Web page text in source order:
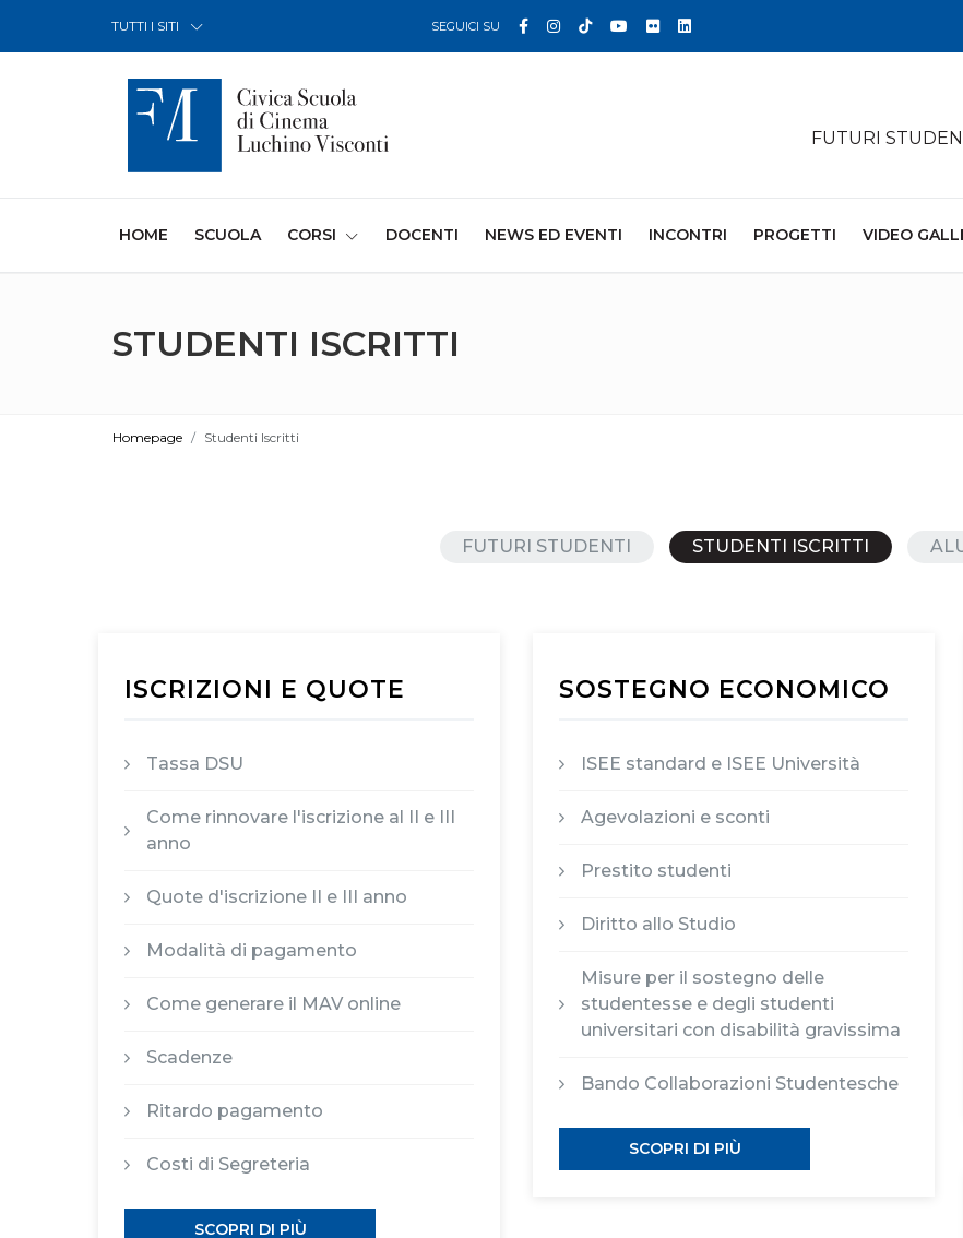
TUTTI I SITI SEGUICI SU Facebook
Instagram
TikTokYouTube
FlickrLinkedin
FUTURI
HOME (CURRENT)
SCUOLA CORSI DOCENTI NEWS ED EVENTI INCONTRI PROGETTI VIDEO
STUDENTI ISCRITTI
Homepage Studenti Iscritti
FUTURI STUDENTI STUDENTI ISCRITTI
ISCRIZIONI E QUOTE
Tassa DSU
Come rinnovare l'iscrizione al II e III
anno
Quote d'iscrizione II e III anno
Modalità di pagamento
Come generare il MAV online
Scadenze
Ritardo pagamento
Costi di Segreteria
SCOPRI DI PIÙ
SOSTEGNO ECONOMICO
ISEE standard e ISEE Università
Agevolazioni e sconti
Prestito studenti
Diritto allo Studio
Misure per il sostegno delle
studentesse e degli studenti
universitari con disabilità gravissima
Bando Collaborazioni Studentesche
SCOPRI DI PIÙ